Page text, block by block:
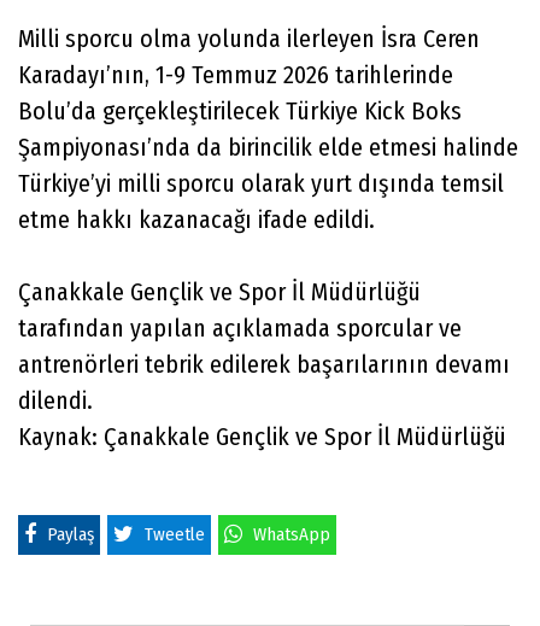
Milli sporcu olma yolunda ilerleyen İsra Ceren
Karadayı’nın, 1-9 Temmuz 2026 tarihlerinde
Bolu’da gerçekleştirilecek Türkiye Kick Boks
Şampiyonası’nda da birincilik elde etmesi halinde
Türkiye’yi milli sporcu olarak yurt dışında temsil
etme hakkı kazanacağı ifade edildi.
Çanakkale Gençlik ve Spor İl Müdürlüğü
tarafından yapılan açıklamada sporcular ve
antrenörleri tebrik edilerek başarılarının devamı
dilendi.
Kaynak: Çanakkale Gençlik ve Spor İl Müdürlüğü
Paylaş Tweetle WhatsApp